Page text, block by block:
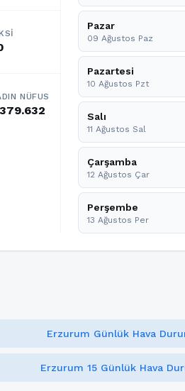
NÜFUS
379.632
Pazar
09 Ağustos Paz
Pazartesi
10 Ağustos Pzt
Salı
11 Ağustos Sal
Çarşamba
12 Ağustos Çar
Perşembe
13 Ağustos Per
Erzurum Günlük Hava
Erzurum 15 Günlük Hava